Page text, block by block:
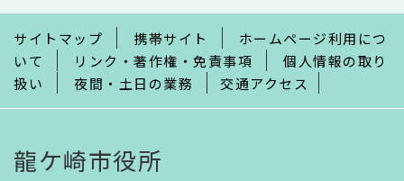
で
サイトマップ 携帯サイト
ホームページ利用につ
いて
リンク・著作権・免責事項
個人情報の取り
扱い
夜間・土日の業務 交通アクセス
龍ケ崎市役所